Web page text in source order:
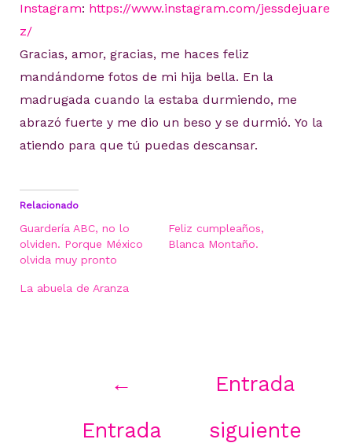
Instagram: https://www.instagram.com/jessdejuare
z/
Gracias, amor, gracias, me haces feliz
mandándome fotos de mi hija bella. En la
madrugada cuando la estaba durmiendo, me
abrazó fuerte y me dio un beso y se durmió. Yo la
atiendo para que tú puedas descansar.
Relacionado
Guardería ABC, no lo
olviden. Porque México
olvida muy pronto
Feliz cumpleaños,
Blanca Montaño.
La abuela de Aranza
←
Entrada
Entrada
siguiente